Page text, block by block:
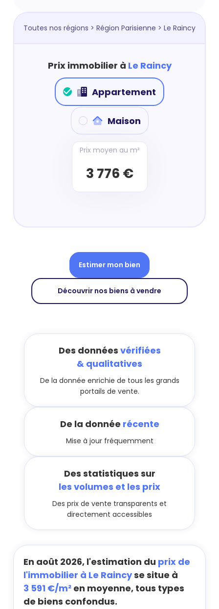
Toutes nos régions > Région Parisienne > Le Raincy
Prix immobilier à Le Raincy
Appartement
Maison
Prix moyen au m²
3 776 €
Estimer mon bien
Découvrir nos biens à vendre
Des données vérifiées
& qualitatives
De la donnée enrichie de tous les grands
portails de vente.
De la donnée récente
Mise à jour fréquemment
Des statistiques sur
les volumes et les prix
Des prix de vente transparents et
directement accessibles
En août 2026, l'estimation du prix de
l'immobilier à Le Raincyse situe à
3 591 €/m² en moyenne, tous types
de biens confondus.